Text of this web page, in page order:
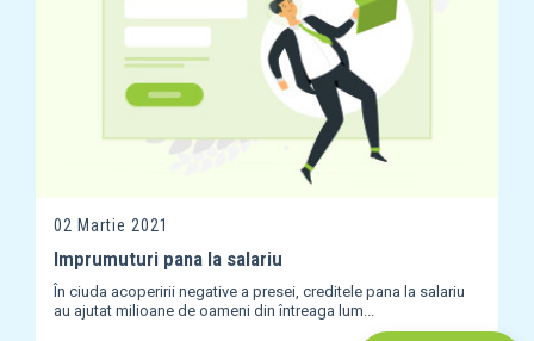
02 Martie 2021
Imprumuturi pana la salariu
În ciuda acoperirii negative a presei, creditele pana la salariu
au ajutat milioane de oameni din întreaga lum...